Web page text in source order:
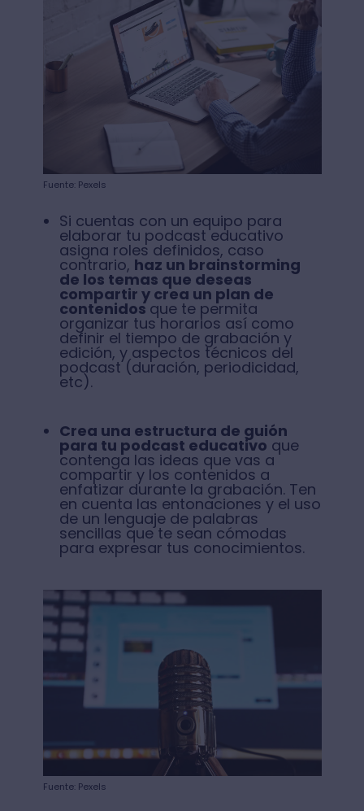
Fuente: Pexels
Si cuentas con un equipo para
elaborar tu podcast educativo
asigna roles definidos, caso
contrario, haz un brainstorming
de los temas que deseas
compartir y crea un plan de
contenidos que te permita
organizar tus horarios así como
definir el tiempo de grabación y
edición, y aspectos técnicos del
podcast (duración, periodicidad,
etc).
Crea una estructura de guión
para tu podcast educativo que
contenga las ideas que vas a
compartir y los contenidos a
enfatizar durante la grabación. Ten
en cuenta las entonaciones y el uso
de un lenguaje de palabras
sencillas que te sean cómodas
para expresar tus conocimientos.
Fuente: Pexels